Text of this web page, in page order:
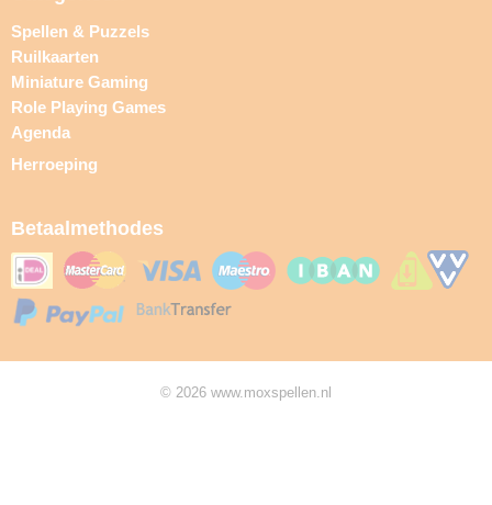
Spellen & Puzzels
Ruilkaarten
Miniature Gaming
Role Playing Games
Agenda
Herroeping
Betaalmethodes
© 2026 www.moxspellen.nl